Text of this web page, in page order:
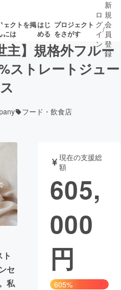
ェクトを掲
には
はじ
める
プロジェクト
をさがす
ロ
ェット
書籍・雑誌
チャレンジ
性化
CAMPFIRE Creation
ロ
グ
イ
ン
/
新
規
会
員
登
録
主】規格外フルー
ストレートジュー
ス
フード・飲食店
セ
私
現在の支援総
額
605,
000
円
605%